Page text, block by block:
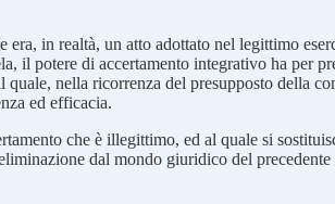
in realtà, un atto adottato nel legittimo
il potere di accertamento integrativo ha per
nella ricorrenza del presupposto della
ed efficacia.
che è illegittimo, ed al quale si
dal mondo giuridico del